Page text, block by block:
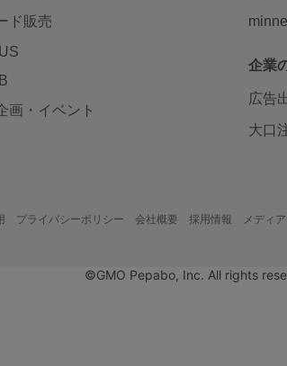
ド販売
画・イベント
企業
広告
大口
プライバシーポリシー 会社概要 採用情報 メディ
©GMO Pepabo, Inc. All rights